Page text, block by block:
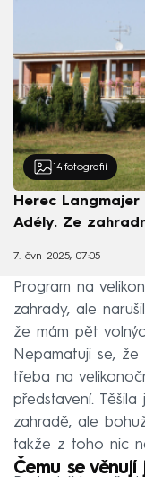
14 fotografií
Herec
Adély. Ze
7. čvn 2025, 07:05
Program na
zahrady, ale
že mám pět
Nepamatuji se, že
třeba na
představení.
zahradě, ale
takže z toho nic
Čemu se věnují